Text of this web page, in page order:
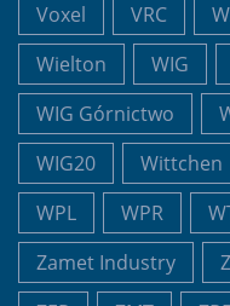
Voxel
VRC
Wielton
WIG
WIG Górnictwo
WIG20
Wittchen
WPL
WPR
Zamet Industry